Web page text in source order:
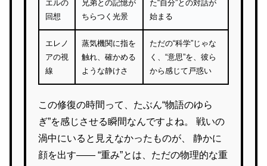
エルの
回想
兄弟との記憶が
ちらつく光景
た“自分”との対話が
始まる
エレノ
アの視
線
蒸気機関に指を
触れ、確かめる
ような静けさ
ただの“科学”じゃな
く、“意思”を、彼ら
から感じて戸惑い
この修復の時間って、たぶん“物語のゆら
ぎ”を感じさせる瞬間なんですよね。 戦いの
渦中にいると見えなかったものが、 静かに
顔を出す―― “重み”とは、ただの物理的な重